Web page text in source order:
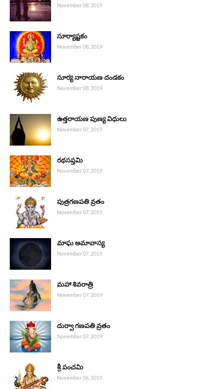
November 08, 2019
సూర్యాష్టకం
November 08, 2019
సూర్య నారాయణ దండకం
November 08, 2019
ఉత్తరాయణ పుణ్య విధులు
November 07, 2019
రథసప్తమి
November 07, 2019
పుత్రగణపతి వ్రతం
November 07, 2019
మాఘ అమావాస్య
November 07, 2019
మహా శివరాత్రి
November 07, 2019
దుర్వా గణపతి వ్రతం
November 07, 2019
శ్రీ పంచమి
November 06, 2019